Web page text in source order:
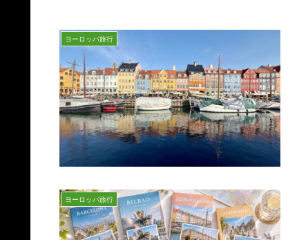
ヨーロッパ旅行
ヨーロッパ旅行